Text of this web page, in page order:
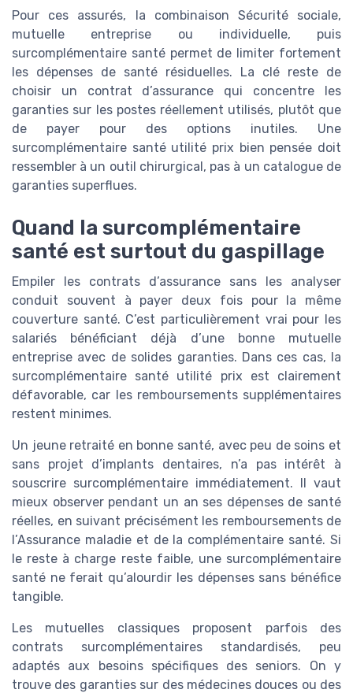
Pour ces assurés, la combinaison Sécurité sociale,
mutuelle entreprise ou individuelle, puis
surcomplémentaire santé permet de limiter fortement
les dépenses de santé résiduelles. La clé reste de
choisir un contrat d’assurance qui concentre les
garanties sur les postes réellement utilisés, plutôt que
de payer pour des options inutiles. Une
surcomplémentaire santé utilité prix bien pensée doit
ressembler à un outil chirurgical, pas à un catalogue de
garanties superflues.
Quand la surcomplémentaire
santé est surtout du gaspillage
Empiler les contrats d’assurance sans les analyser
conduit souvent à payer deux fois pour la même
couverture santé. C’est particulièrement vrai pour les
salariés bénéficiant déjà d’une bonne mutuelle
entreprise avec de solides garanties. Dans ces cas, la
surcomplémentaire santé utilité prix est clairement
défavorable, car les remboursements supplémentaires
restent minimes.
Un jeune retraité en bonne santé, avec peu de soins et
sans projet d’implants dentaires, n’a pas intérêt à
souscrire surcomplémentaire immédiatement. Il vaut
mieux observer pendant un an ses dépenses de santé
réelles, en suivant précisément les remboursements de
l’Assurance maladie et de la complémentaire santé. Si
le reste à charge reste faible, une surcomplémentaire
santé ne ferait qu’alourdir les dépenses sans bénéfice
tangible.
Les mutuelles classiques proposent parfois des
contrats surcomplémentaires standardisés, peu
adaptés aux besoins spécifiques des seniors. On y
trouve des garanties sur des médecines douces ou des